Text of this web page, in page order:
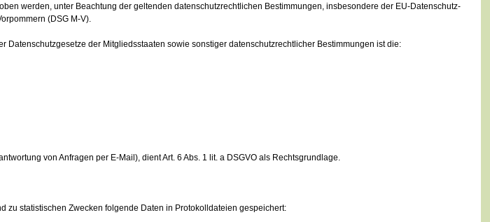
werden, unter Beachtung der geltenden datenschutzrechtlichen Bestimmungen, insbesondere der EU-Datenschutz-
(DSG M-V).
der Mitgliedsstaaten sowie sonstiger datenschutzrechtlicher Bestimmungen ist die:
von Anfragen per E-Mail), dient Art. 6 Abs. 1 lit. a DSGVO als Rechtsgrundlage.
zu statistischen Zwecken folgende Daten in Protokolldateien gespeichert: